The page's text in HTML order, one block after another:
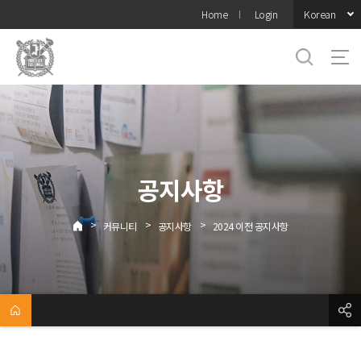
메뉴
Home Login Korean
공지사항
> 커뮤니티 > 공지사항 > 2024 이전 공지사항